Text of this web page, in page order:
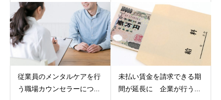
従業員のメンタルケアを行
う職場カウンセラーにつ...
未払い賃金を請求できる期
間が延長に 企業が行う...